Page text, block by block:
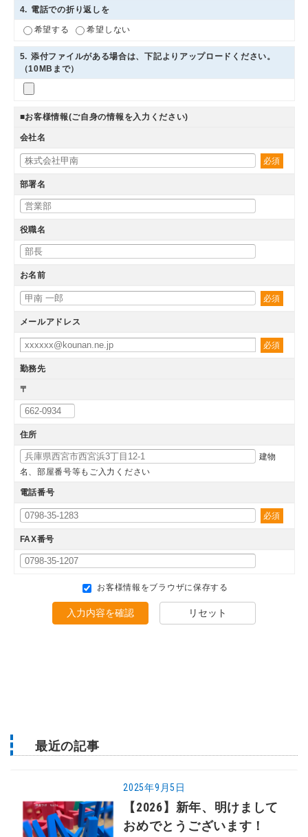
4. 電話での折り返しを
希望する 希望しない
5. 添付ファイルがある場合は、下記よりアップロードください。
（10MBまで）
■お客様情報(ご自身の情報を入力ください)
会社名
必須
部署名
役職名
お名前
必須
メールアドレス
必須
勤務先
〒
住所
建物
名、部屋番号等もご入力ください
電話番号
必須
FAX番号
お客様情報をブラウザに保存する
入力内容を確認 リセット
最近の記事
2025年9月5日
【2026】新年、明けまして
おめでとうございます！